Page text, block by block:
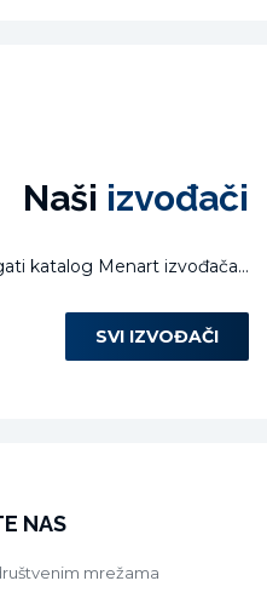
Naši izvođači
katalog Menart izvođača...
SVI IZVOĐAČI
NAS
mrežama